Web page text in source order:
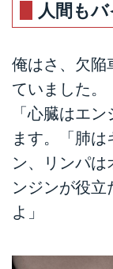
人間も
俺はさ、欠陥
ていました。
「心臓はエ
ます。「肺は
ン、リンパは
ンジンが役立
よ」